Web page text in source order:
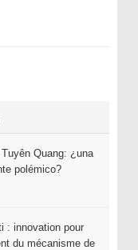
Quang: ¿una
polémico?
: innovation pour
du mécanisme de